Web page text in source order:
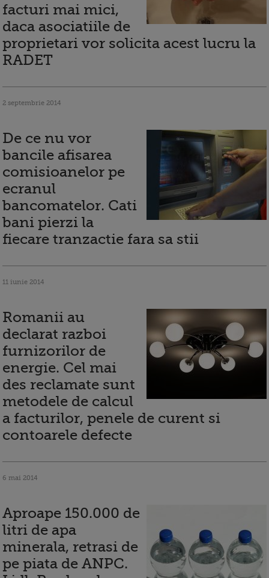
facturi mai mici,
daca asociatiile de
proprietari vor solicita acest lucru la
RADET
2 septembrie 2014
De ce nu vor
bancile afisarea
comisioanelor pe
ecranul
bancomatelor. Cati
bani pierzi la
fiecare tranzactie fara sa stii
11 iunie 2014
Romanii au
declarat razboi
furnizorilor de
energie. Cel mai
des reclamate sunt
metodele de calcul
a facturilor, penele de curent si
contoarele defecte
6 mai 2014
Aproape 150.000 de
litri de apa
minerala, retrasi de
pe piata de ANPC.